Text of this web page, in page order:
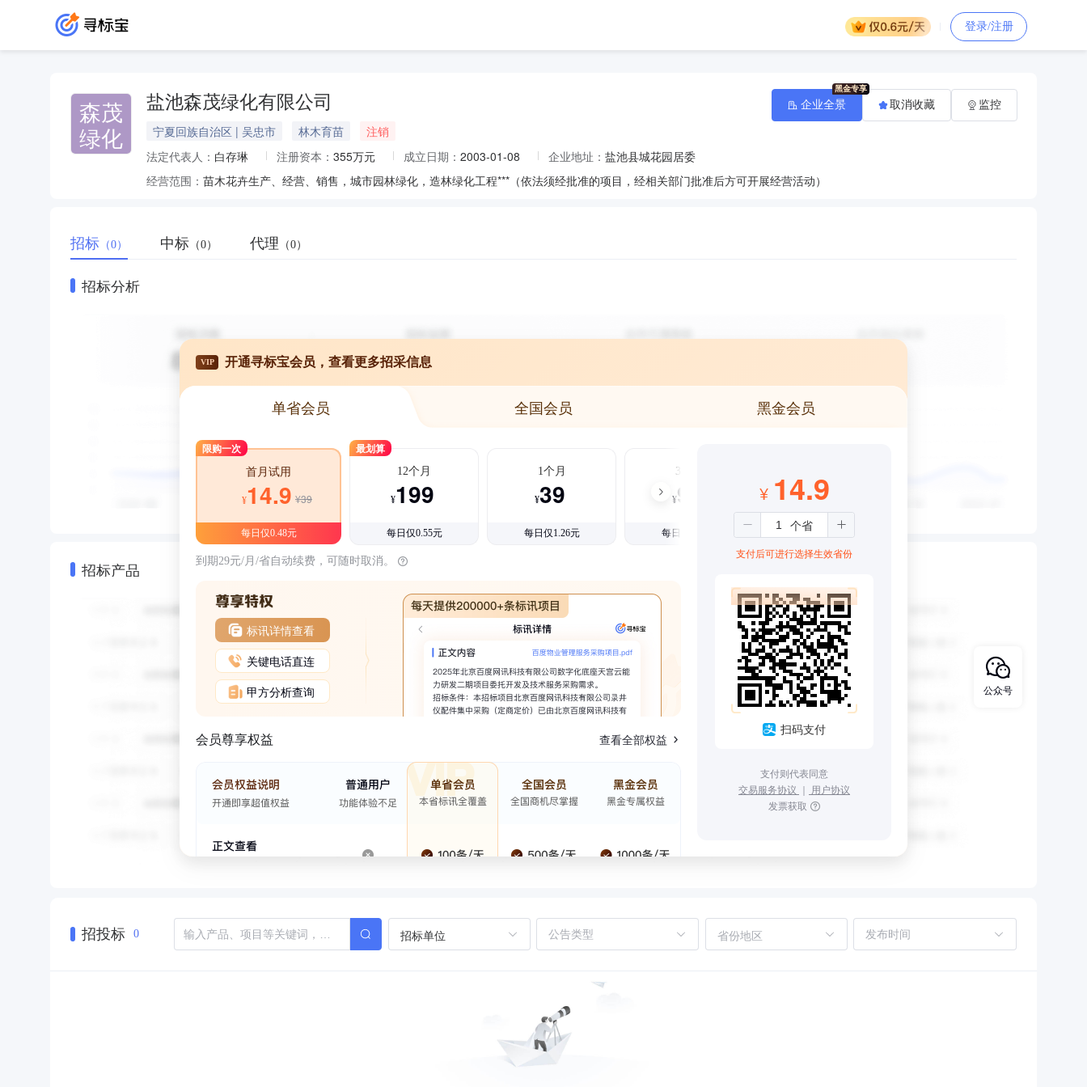
登录/注册
森茂
绿化
盐池森茂绿化有限公司
宁夏回族自治区 | 吴忠市 林木育苗
注销
法定代表人： 白存琳 注册资本： 355万元 成立日期： 2003-01-08 企业地址： 盐池县城花园居委
经营范围： 苗木花卉生产、经营、销售，城市园林绿化，造林绿化工程***（依法须经批准的项目，经相关部门批准后方可开展经营活动）
企业全景 取消收藏 监控
招标 （0） 中标 （0） 代理 （0）
招标分析
招标产品
VIP 开通寻标宝会员，查看更多招采信息
单省会员 全国会员 黑金会员
限购一次
首月试用
¥14.9 ¥39
每日仅0.48元
最划算
12个月
¥199
每日仅0.55元
1个月
¥39
每日仅1.26元
3个月
¥99
每日仅1.08元
到期29元/月/省自动续费，可随时取消。
标讯详情查看
关键电话直连
甲方分析查询
会员尊享权益 查看全部权益
¥ 14.9
支付后可进行选择生效省份
扫码支付
支付则代表同意
交易服务协议 ｜ 用户协议
发票获取
招投标 0 招标单位 省份地区
公众号